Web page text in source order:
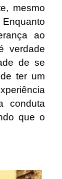
mesmo
Enquanto
ao
verdade
de se
ter um
conduta
que o